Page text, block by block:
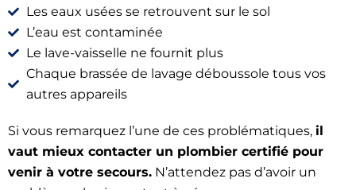
Les eaux usées se retrouvent sur le sol
L’eau est contaminée
Le lave-vaisselle ne fournit plus
Chaque brassée de lavage déboussole tous vos
autres appareils
Si vous remarquez l’une de ces problématiques, il
vaut mieux contacter un plombier certifié pour
venir à votre secours. N’attendez pas d’avoir un